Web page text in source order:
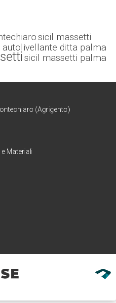
sicil massetti
autolivellante ditta palma
sicil massetti palma
(Agrigento)
Materiali